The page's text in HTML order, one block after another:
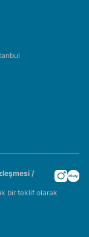
/
bir teklif olarak